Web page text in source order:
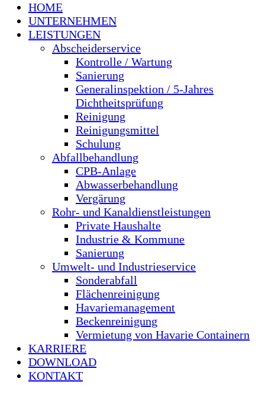
HOME
UNTERNEHMEN
LEISTUNGEN
Abscheiderservice
Kontrolle / Wartung
Sanierung
Generalinspektion / 5-Jahres
Dichtheitsprüfung
Reinigung
Reinigungsmittel
Schulung
Abfallbehandlung
CPB-Anlage
Abwasserbehandlung
Vergärung
Rohr- und Kanaldienstleistungen
Private Haushalte
Industrie & Kommune
Sanierung
Umwelt- und Industrieservice
Sonderabfall
Flächenreinigung
Havariemanagement
Beckenreinigung
Vermietung von Havarie Containern
KARRIERE
DOWNLOAD
KONTAKT